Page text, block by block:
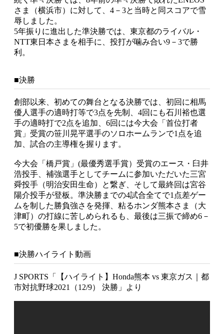
さま（横浜市）に対して、4－3と当時と同スコアで雪
辱しました。
5年振りに進出した準決勝では、東京都のライバル・
NTT東日本さまを相手に、投打が噛み合い9－3で勝
利。
■決勝
創部以来、初めての舞台となる決勝では、初回に相馬
優人選手の適時打等で3点を先制、4回にも石川裕也選
手の適時打で2点を追加、6回には今大会「首位打者
賞」受賞の笹川晃平選手のソロホームランで1点を追
加、試合の主導権を握ります。
今大会「橋戸賞」(最優秀選手賞）受賞のエース・臼井
浩投手、補強選手としてチームに参加いただいた三宮
舜投手（明治安田生命）と繋ぎ、そして最終回は宮谷
陽介投手が登板。準決勝までの4試合全てで1点差ゲー
ムを制した勝負強さを発揮、粘るホンダ熊本さま（大
津町）の打線に苦しめられるも、最後は三振で締め6－
5で初優勝を果しました。
■決勝ハイライト動画
J SPORTS「【ハイライト】Honda熊本 vs 東京ガス｜都
市対抗野球2021（12/9） 決勝」より